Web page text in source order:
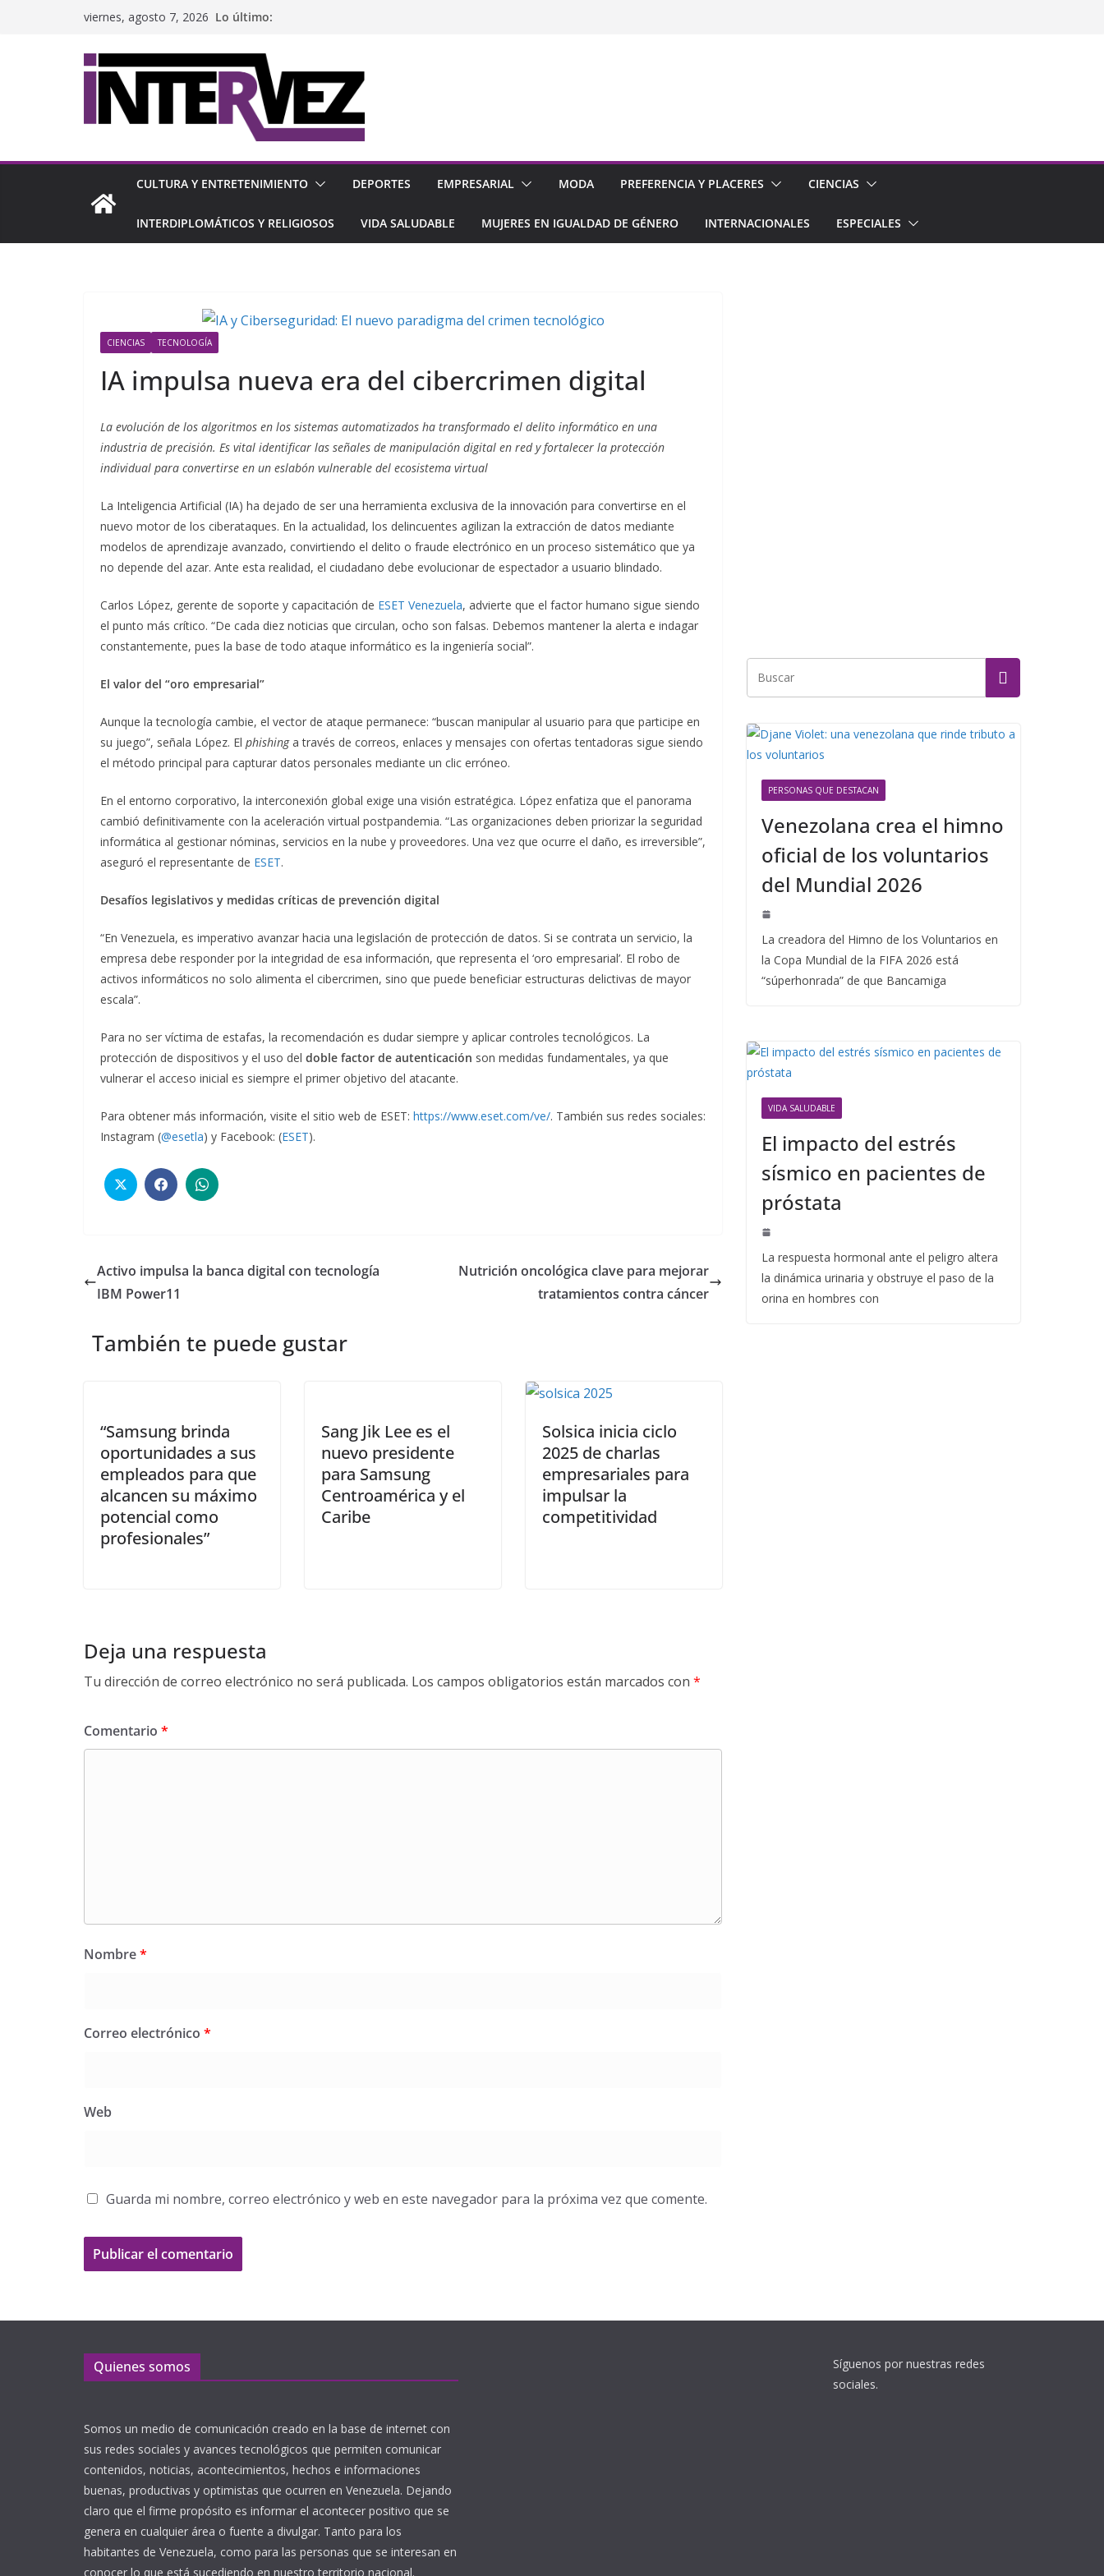
viernes, agosto 7, 2026 Lo último:
CULTURA Y ENTRETENIMIENTO DEPORTES EMPRESARIAL MODA PREFERENCIA Y PLACERES CIENCIAS
INTERDIPLOMÁTICOS Y RELIGIOSOS VIDA SALUDABLE MUJERES EN IGUALDAD DE GÉNERO INTERNACIONALES ESPECIALES
CIENCIAS TECNOLOGÍA
IA impulsa nueva era del cibercrimen digital
La evolución de los algoritmos en los sistemas automatizados ha transformado el delito informático en una
industria de precisión. Es vital identificar las señales de manipulación digital en red y fortalecer la protección
individual para convertirse en un eslabón vulnerable del ecosistema virtual
La Inteligencia Artificial (IA) ha dejado de ser una herramienta exclusiva de la innovación para convertirse en el
nuevo motor de los ciberataques. En la actualidad, los delincuentes agilizan la extracción de datos mediante
modelos de aprendizaje avanzado, convirtiendo el delito o fraude electrónico en un proceso sistemático que ya
no depende del azar. Ante esta realidad, el ciudadano debe evolucionar de espectador a usuario blindado.
Carlos López, gerente de soporte y capacitación de ESET Venezuela, advierte que el factor humano sigue siendo
el punto más crítico. “De cada diez noticias que circulan, ocho son falsas. Debemos mantener la alerta e indagar
constantemente, pues la base de todo ataque informático es la ingeniería social”.
El valor del “oro empresarial”
Aunque la tecnología cambie, el vector de ataque permanece: “buscan manipular al usuario para que participe en
su juego”, señala López. El phishinga través de correos, enlaces y mensajes con ofertas tentadoras sigue siendo
el método principal para capturar datos personales mediante un clic erróneo.
En el entorno corporativo, la interconexión global exige una visión estratégica. López enfatiza que el panorama
cambió definitivamente con la aceleración virtual postpandemia. “Las organizaciones deben priorizar la seguridad
informática al gestionar nóminas, servicios en la nube y proveedores. Una vez que ocurre el daño, es irreversible”,
aseguró el representante de ESET.
Desafíos legislativos y medidas críticas de prevención digital
“En Venezuela, es imperativo avanzar hacia una legislación de protección de datos. Si se contrata un servicio, la
empresa debe responder por la integridad de esa información, que representa el ‘oro empresarial’. El robo de
activos informáticos no solo alimenta el cibercrimen, sino que puede beneficiar estructuras delictivas de mayor
escala”.
Para no ser víctima de estafas, la recomendación es dudar siempre y aplicar controles tecnológicos. La
protección de dispositivos y el uso del doble factor de autenticación son medidas fundamentales, ya que
vulnerar el acceso inicial es siempre el primer objetivo del atacante.
Para obtener más información, visite el sitio web de ESET: https://www.eset.com/ve/. También sus redes sociales:
Instagram (@esetla) y Facebook: (ESET).
Activo impulsa la banca digital con tecnología
IBM Power11
Nutrición oncológica clave para mejorar
tratamientos contra cáncer
También te puede gustar
“Samsung brinda
oportunidades a sus
empleados para que
alcancen su máximo
potencial como
profesionales”
Sang Jik Lee es el
nuevo presidente
para Samsung
Centroamérica y el
Caribe
Solsica inicia ciclo
2025 de charlas
empresariales para
impulsar la
competitividad
Deja una respuesta
Tu dirección de correo electrónico no será publicada. Los campos obligatorios están marcados con *
Comentario *
Nombre*
Correo electrónico *
Web
Guarda mi nombre, correo electrónico y web en este navegador para la próxima vez que comente.
PERSONAS QUE DESTACAN
Venezolana crea el himno
oficial de los voluntarios
del Mundial 2026
La creadora del Himno de los Voluntarios en
la Copa Mundial de la FIFA 2026 está
“súperhonrada” de que Bancamiga
VIDA SALUDABLE
El impacto del estrés
sísmico en pacientes de
próstata
La respuesta hormonal ante el peligro altera
la dinámica urinaria y obstruye el paso de la
orina en hombres con
Quienes somos
Somos un medio de comunicación creado en la base de internet con
sus redes sociales y avances tecnológicos que permiten comunicar
contenidos, noticias, acontecimientos, hechos e informaciones
buenas, productivas y optimistas que ocurren en Venezuela. Dejando
claro que el firme propósito es informar el acontecer positivo que se
genera en cualquier área o fuente a divulgar. Tanto para los
habitantes de Venezuela, como para las personas que se interesan en
conocer lo que está sucediendo en nuestro territorio nacional.
Síguenos por nuestras redes
sociales.